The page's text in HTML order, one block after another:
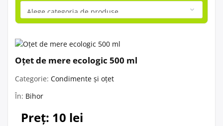
Oțet de mere ecologic 500 ml
Categorie: Condimente și oțet
În: Bihor
Preț: 10 lei